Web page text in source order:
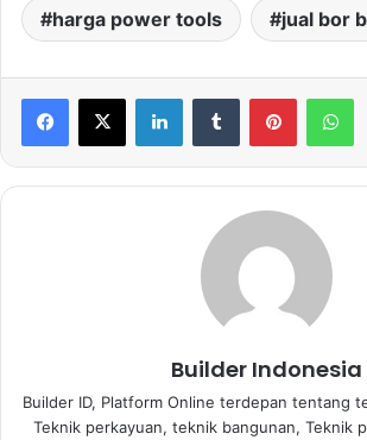
harga power tools jual bor
LinkedInTumblr Pinterest
Builder Indonesia
Builder ID, Platform Online terdepan tentang
Teknik perkayuan, teknik bangunan, Teknik